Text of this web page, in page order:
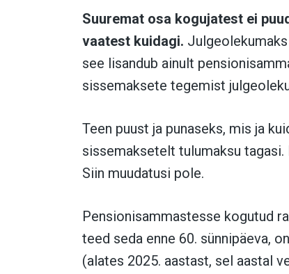
Suuremat osa kogujatest ei
vaatest kuidagi.
see lisandub ainult
sissemaksete tegemist
Teen puust ja punaseks, mis ja
sissemaksetelt tulumaksu
Siin muudatusi pole.
Pensionisammastesse kogutud
teed seda enne 60. sünnipäeva,
(alates 2025. aastast, sel aastal